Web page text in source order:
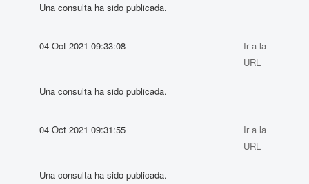
Una consulta ha sido publicada.
04 Oct 2021 09:33:08
Ir a la
URL
Una consulta ha sido publicada.
04 Oct 2021 09:31:55
Ir a la
URL
Una consulta ha sido publicada.